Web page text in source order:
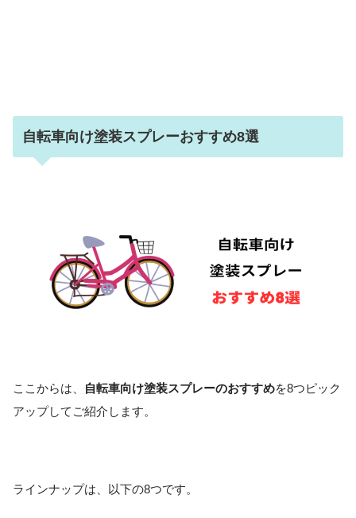
自転車向け塗装スプレーおすすめ8選
ここからは、 自転車向け塗装スプレーのおすすめを8つピック
アップしてご紹介します。
ラインナップは、以下の8つです。